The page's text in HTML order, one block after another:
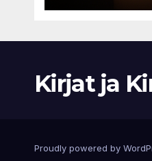
Kirjat ja
Proudly powered by